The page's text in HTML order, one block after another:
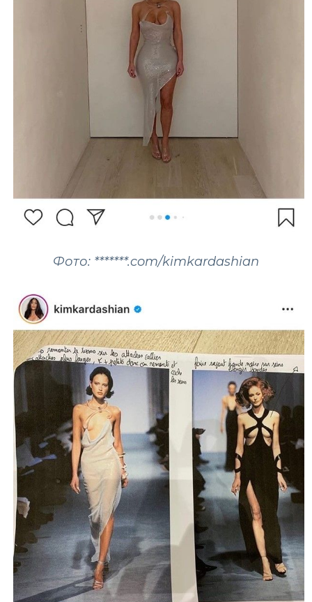
Фото: *******.com/kimkardashian